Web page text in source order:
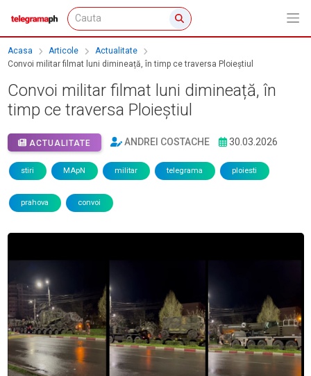
Acasa Articole
Actualitate
Convoi militar filmat luni dimineață, în timp ce traversa Ploieștiul
Convoi militar filmat luni dimineață, în
timp ce traversa Ploieștiul
ACTUALITATE ANDREI COSTACHE 30.03.2026
stiri MApN militar telegrama ploiesti
prahova convoi